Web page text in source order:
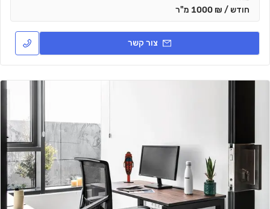
חודש / ₪ 1000 מ"ר
צור קשר